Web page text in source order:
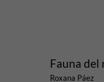
Fauna del
Roxana Páez